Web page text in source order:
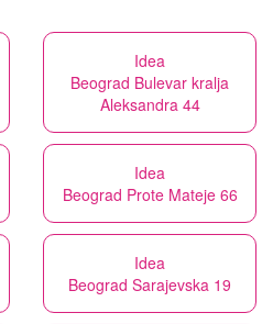
Idea
Beograd Bulevar kralja
Aleksandra 44
Idea
Beograd Prote Mateje 66
Idea
Beograd Sarajevska 19